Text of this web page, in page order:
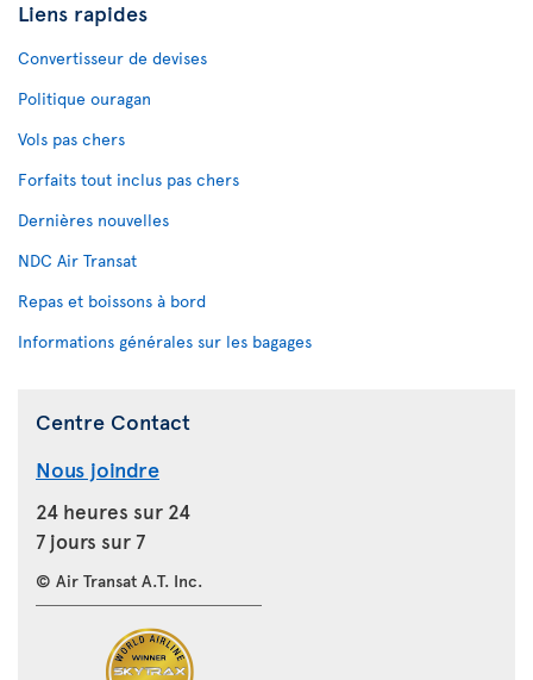
Liens rapides
Convertisseur de devises
Politique ouragan
Vols pas chers
Forfaits tout inclus pas chers
Dernières nouvelles
NDC Air Transat
Repas et boissons à bord
Informations générales sur les bagages
Centre Contact
Nous joindre
24 heures sur 24
7 jours sur 7
© Air Transat A.T. Inc.